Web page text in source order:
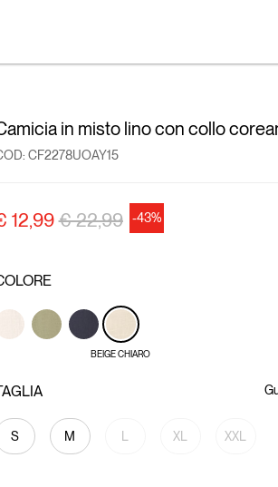
in misto lino con collo
CF2278UOAY15
12,99Price reduced from
€ 22,99to-43%
BEIGE CHIARO
S M XL XXL